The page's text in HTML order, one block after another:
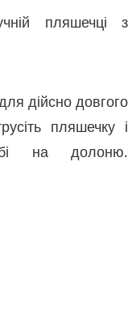
пляшечці з
дійсно довгого
пляшечку і
на долоню.